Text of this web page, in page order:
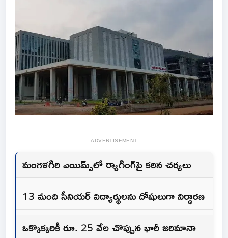
ADVERTISEMENT
మంగళగిరి ఎయిమ్స్‌లో ర్యాగింగ్‌పై కఠిన చర్యలు
13 మంది సీనియర్ విద్యార్థులను దోషులుగా నిర్ధారణ
ఒక్కొక్కరికీ రూ. 25 వేల చొప్పున భారీ జరిమానా